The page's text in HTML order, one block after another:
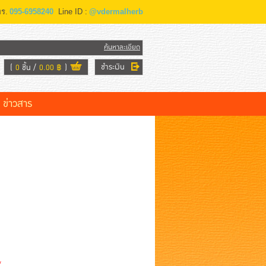
. 095-6958240 Line ID : @vdermalherb
ค้นหาละเอียด
( 0 ชิ้น 0.00 ฿ ) ชำระเงิน
ข่าวสาร